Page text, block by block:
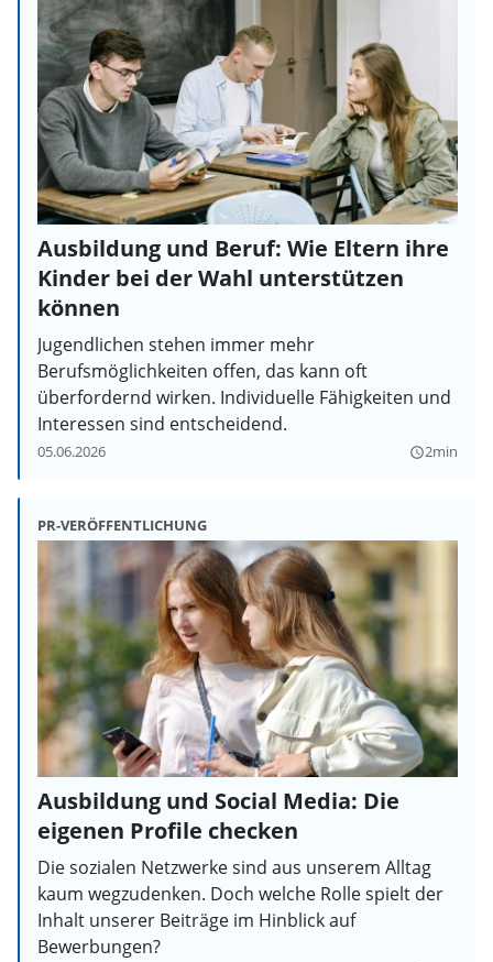
Ausbildung und Beruf: Wie Eltern ihre
Kinder bei der Wahl unterstützen
können
Jugendlichen stehen immer mehr
Berufsmöglichkeiten offen, das kann oft
überfordernd wirken. Individuelle Fähigkeiten und
Interessen sind entscheidend.
05.06.2026 query_builder2min
PR-VERÖFFENTLICHUNG
Ausbildung und Social Media: Die
eigenen Profile checken
Die sozialen Netzwerke sind aus unserem Alltag
kaum wegzudenken. Doch welche Rolle spielt der
Inhalt unserer Beiträge im Hinblick auf
Bewerbungen?